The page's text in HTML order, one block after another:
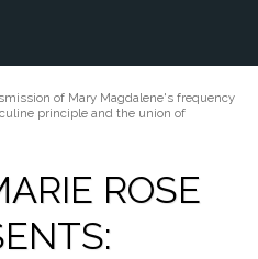
of Mary Magdalene's frequency
principle and the union of
ROSE